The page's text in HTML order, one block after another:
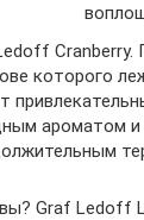
Cranberry.
которого
ароматом и
Graf Ledoff